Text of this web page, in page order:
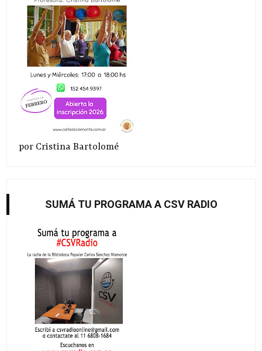
por Cristina Bartolomé
SUMÁ TU PROGRAMA A CSV RADIO